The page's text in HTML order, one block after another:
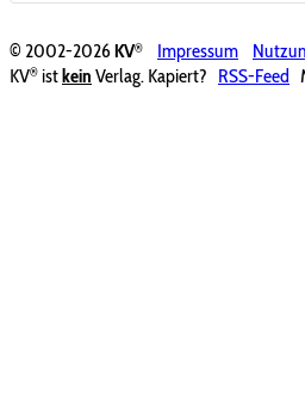
© 2002-2026KV® Impressum
KV® ist kein Verlag. Kapiert? RSS-Feed